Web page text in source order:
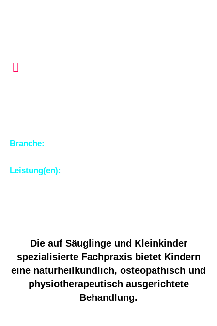
Branche:
Leistung(en):
Die auf Säuglinge und Kleinkinder
spezialisierte Fachpraxis bietet Kindern
eine naturheilkundlich, osteopathisch und
physiotherapeutisch ausgerichtete
Behandlung.